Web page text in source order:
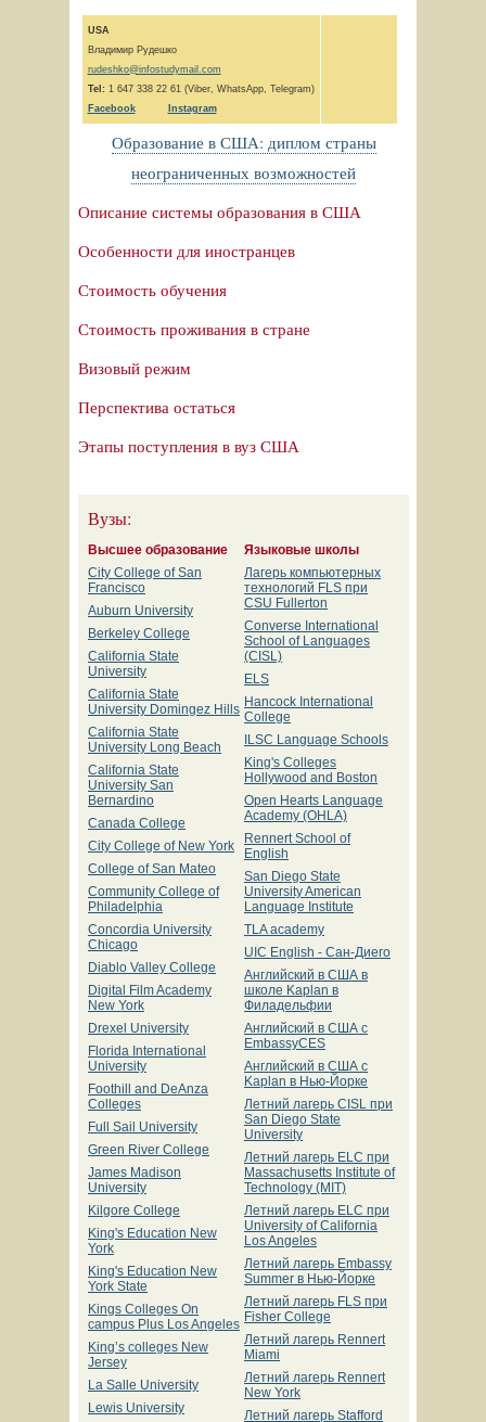
USA
Владимир Рудешко
rudeshko@infostudymail.com
Tel:1 647 338 22 61 (Viber, WhatsApp, Telegram)
Facebook Instagram
Образование в США: диплом страны
неограниченных возможностей
Описание системы образования в США
Особенности для иностранцев
Стоимость обучения
Стоимость проживания в стране
Визовый режим
Перспектива остаться
Этапы поступления в вуз США
Вузы:
Высшее образование
City College of San
Francisco
Auburn University
Berkeley College
California State
University
California State
University Domingez Hills
California State
University Long Beach
California State
University San
Bernardino
Canada College
City College of New York
College of San Mateo
Community College of
Philadelphia
Concordia University
Chicago
Diablo Valley College
Digital Film Academy
New York
Drexel University
Florida International
University
Foothill and DeAnza
Colleges
Full Sail University
Green River College
James Madison
University
Kilgore College
King's Education New
York
King's Education New
York State
Kings Colleges On
campus Plus Los Angeles
King’s colleges New
Jersey
La Salle University
Lewis University
Языковые школы
Лагерь компьютерных
технологий FLS при
CSU Fullerton
Converse International
School of Languages
(CISL)
ELS
Hancock International
College
ILSC Language Schools
King's Colleges
Hollywood and Boston
Open Hearts Language
Academy (OHLA)
Rennert School of
English
San Diego State
University American
Language Institute
TLA academy
UIC English - Сан-Диего
Английский в США в
школе Kaplan в
Филадельфии
Английский в США с
EmbassyCES
Английский в США с
Kaplan в Нью-Йорке
Летний лагерь CISL при
San Diego State
University
Летний лагерь ELC при
Massachusetts Institute of
Technology (MIT)
Летний лагерь ELC при
University of California
Los Angeles
Летний лагерь Embassy
Summer в Нью-Йорке
Летний лагерь FLS при
Fisher College
Летний лагерь Rennert
Miami
Летний лагерь Rennert
New York
Летний лагерь Stafford